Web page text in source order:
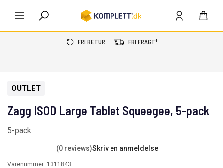
FRI RETUR FRI FRAGT*
OUTLET
Zagg ISOD Large Tablet Squeegee, 5-pack
5-pack
(0 reviews)Skriv en anmeldelse
Varenummer: 1311843